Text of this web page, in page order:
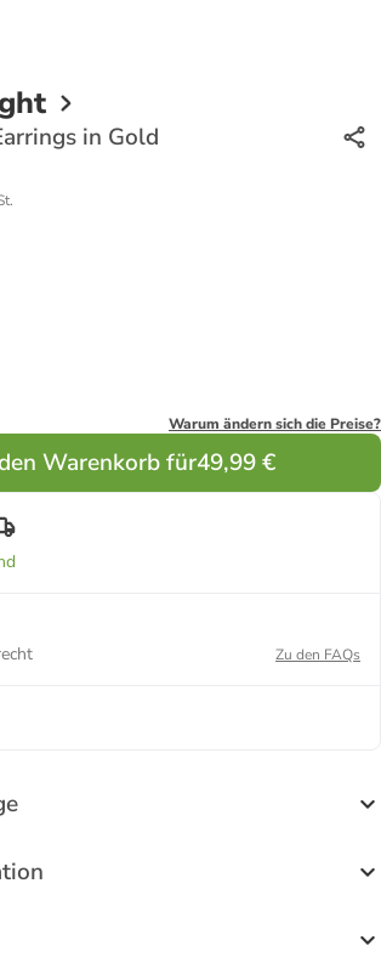
in Gold
Warum ändern sich die Preise?
Warenkorb für49,99 €
Zu den FAQs